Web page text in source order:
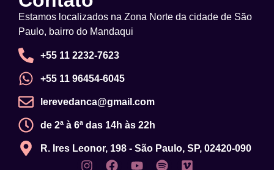
Estamos localizados na Zona Norte da cidade de São
Paulo, bairro do Mandaqui
+55 11 2232-7623
+55 11 96454-6045
lerevedanca@gmail.com
de 2ª à 6ª das 14h às 22h
R. Ires Leonor, 198 - São Paulo, SP, 02420-090